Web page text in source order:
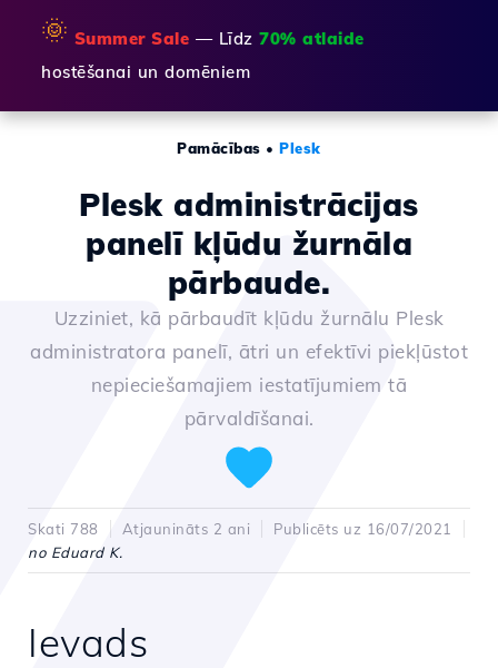
🌞 Summer Sale — Līdz 70% atlaide
hostēšanai un domēniem
Pamācības •Plesk
Plesk administrācijas
panelī kļūdu žurnāla
pārbaude.
Uzziniet, kā pārbaudīt kļūdu žurnālu Plesk
administratora panelī, ātri un efektīvi piekļūstot
nepieciešamajiem iestatījumiem tā
pārvaldīšanai.
Skati 788 Atjaunināts 2 ani
Publicēts uz 16/07/2021
no Eduard K.
Ievads